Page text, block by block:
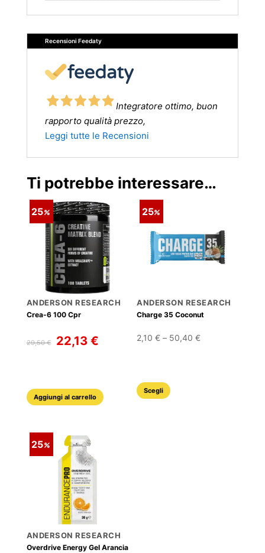
Recensioni Feedaty
Integratore ottimo, buon
rapporto qualità prezzo,
Leggi tutte le Recensioni
Ti potrebbe interessare…
25
ANDERSON RESEARCH
Crea-6 100 Cpr
29,50€
Il
prezzo
29,50 €.
22,13 €Il
22,13 €.
Aggiungi al carrello
25
ANDERSON RESEARCH
Charge 35 Coconut
2,10€ – 50,40€Fascia
Scegli
Questo
25
ANDERSON RESEARCH
Overdrive Energy Gel Arancia